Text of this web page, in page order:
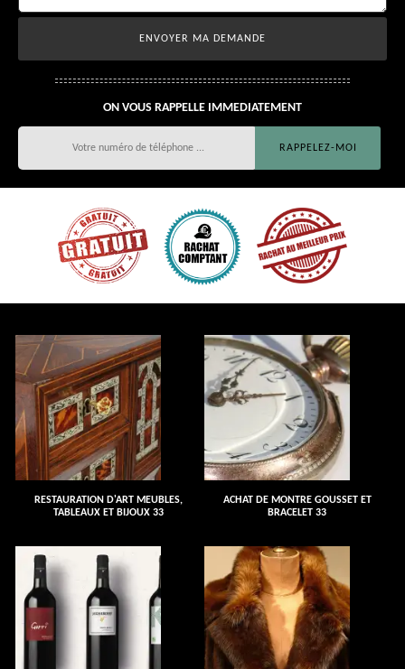
ON VOUS RAPPELLE IMMEDIATEMENT
RESTAURATION D'ART MEUBLES,
TABLEAUX ET BIJOUX 33
ACHAT DE MONTRE GOUSSET ET
BRACELET 33